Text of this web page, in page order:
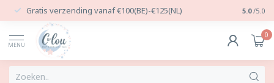
Gratis verzending vanaf €100(BE)-€125(NL) 24/7
5.0 /5.0
MENU
0